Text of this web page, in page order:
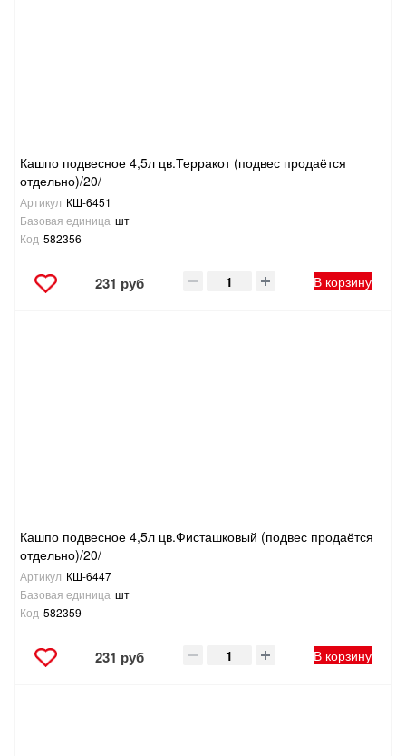
Кашпо подвесное 4,5л цв.Терракот (подвес продаётся
отдельно)/20/
Артикул КШ-6451
Базовая единица шт
Код 582356
231 руб В корзину
Кашпо подвесное 4,5л цв.Фисташковый (подвес продаётся
отдельно)/20/
Артикул КШ-6447
Базовая единица шт
Код 582359
231 руб В корзину